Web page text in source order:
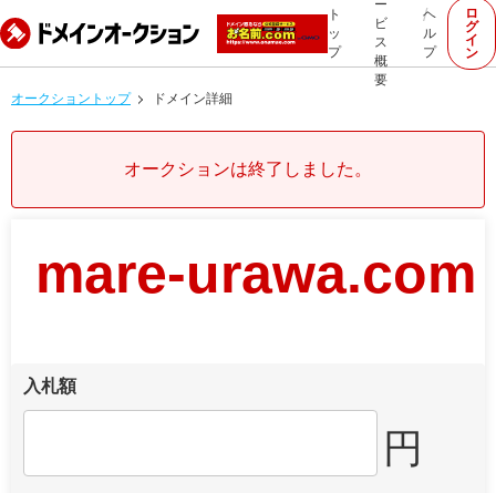
ト
ッ
プ
ー
ビ
ス
概
要
ヘ
ル
プ
ロ
グ
イ
ン
オークショントップ ドメイン詳細
オークションは終了しました。
mare-urawa.com
入札額
円